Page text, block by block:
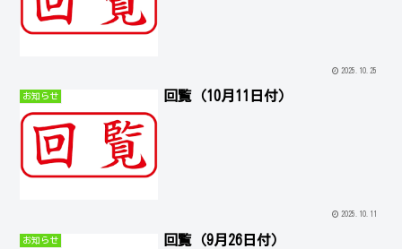
2025.10.25
お知らせ 回覧（10月11日付）
2025.10.11
お知らせ 回覧（9月26日付）